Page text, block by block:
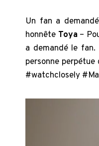
Un fan a demandé
honnête Toya–
a demandé le fan.
personne
#watchclosely